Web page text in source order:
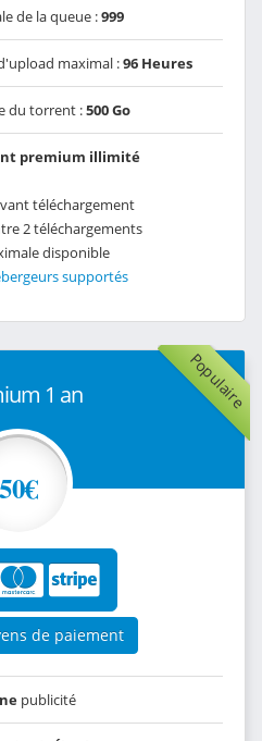
de la queue :999
maximal :96 Heures
du torrent :500 Go
premium illimité
téléchargement
2 téléchargements
disponible
supportés
Populaire
1 an
50€
de paiement
publicité